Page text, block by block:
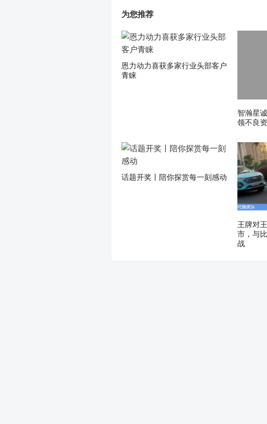
为您推荐
恩力动力喜获多家行业头部客户
青睐
智瀚星
领不良
话题开奖丨陪你探赏每一刻感动
王牌对
市，与
战